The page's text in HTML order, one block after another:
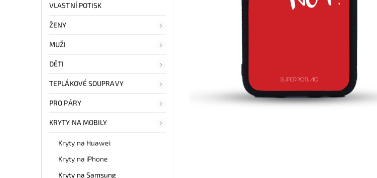
VLASTNÍ POTISK
ŽENY
MUŽI
DĚTI
TEPLÁKOVÉ SOUPRAVY
PRO PÁRY
KRYTY NA MOBILY
Kryty na Huawei
Kryty na iPhone
Kryty na Samsung